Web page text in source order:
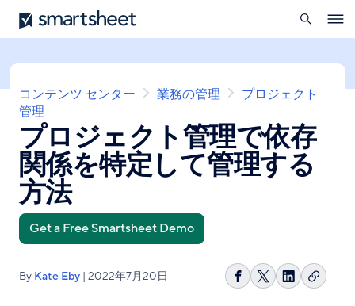
メ
イ
コ
テ
ン
ツ
に
動
Smartsheet
開
く
パ
ン
く
ず
コンテンツ センター 業務の管理
プロジェクト
管理
プロジェクト管理で依存
関係を特定して管理する
方法
Get a Free Smartsheet Demo
By Kate Eby | 2022年7月20日
Facebook
ShareLinkedIn
リ